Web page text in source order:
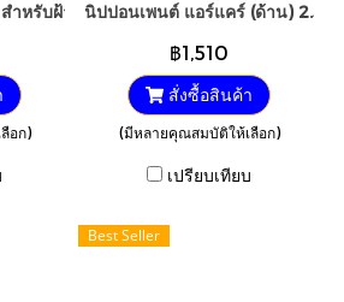
ำหรับฝ้าเพดาน (ด้านพิเศษ)
อก)
นิปปอนเพนต์ แอร์แคร์ (ด้าน)
฿1,510
สั่งซื้อสินค้า
(มีหลายคุณสมบัติให้เลือก)
เปรียบเทียบ
Best Seller